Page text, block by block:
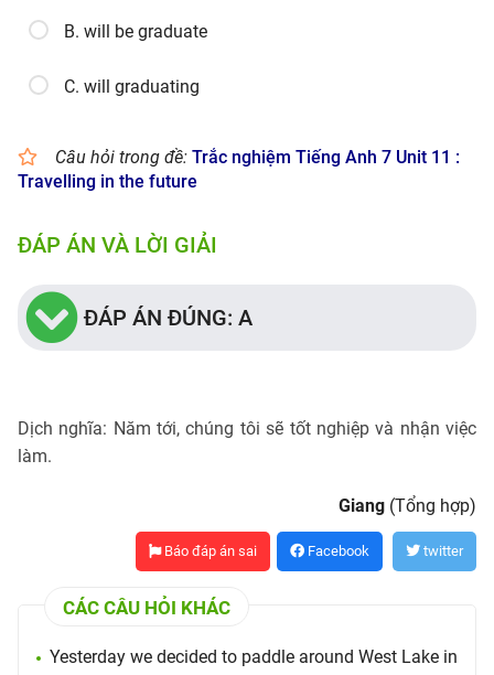
B. will be graduate
C. will graduating
Câu hỏi trong đề: Trắc nghiệm Tiếng Anh 7 Unit 11 :
Travelling in the future
ĐÁP ÁN VÀ LỜI GIẢI
ĐÁP ÁN ĐÚNG: A
Dịch nghĩa: Năm tới, chúng tôi sẽ tốt nghiệp và nhận việc
làm.
Giang (Tổng hợp)
Báo đáp án sai Facebook twitter
CÁC CÂU HỎI KHÁC
Yesterday we decided to paddle around West Lake in